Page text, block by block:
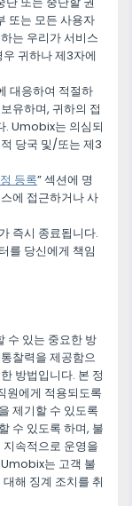
또는 모든 사용자
는 우리가 서비스
귀하나 제3자에
대응하여 적절하
유하며, 귀하의 접
. Umobix는 의심되
당국 및/또는 제3
등록” 섹션에 명
에 접근하거나 사
즉시 종료됩니다.
를 당신에게 책임
수 있는 중요한 방
찰력을 제공함으
방법입니다. 본 정
원에게 적용되도록
제기할 수 있도록
수 있도록 하며, 불
속적으로 운영을
는 고객 불
해 징계 조치를 취